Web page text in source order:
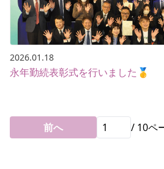
2026.01.18
永年勤続表彰式を行いました🥇
前へ / 10ペ